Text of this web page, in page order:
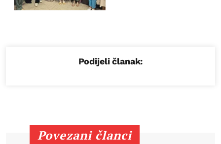
Podijeli članak:
Povezani članci